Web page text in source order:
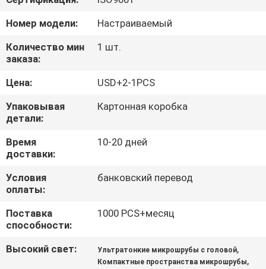
НОВОСТИ
СПРОСИТЕ
ЦИТАТУ
КАРТА
ПОЛИТИКА
КОНФИДЕНЦИАЛЬНОСТИ
Номер модели:
Настраиваемый
Количество мин
заказа:
1 шт.
Цена:
USD+2-1PCS
Упаковывая
детали:
Картонная коробка
Время
доставки:
10-20 дней
Условия
оплаты:
банковский перевод
Поставка
способности:
1000 PCS+месяц
Высокий свет: Ультратонкие микрошрубы с головой,
Компактные пространства микрошрубы,